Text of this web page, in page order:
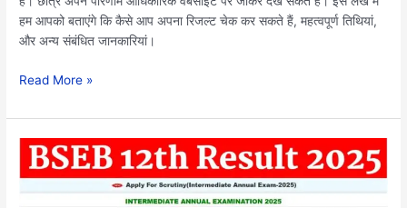
हम आपको बताएंगे कि कैसे आप अपना रिजल्ट चेक कर सकते हैं, महत्वपूर्ण तिथियां,
और अन्य संबंधित जानकारियां।
Read More »
Bihar
Board